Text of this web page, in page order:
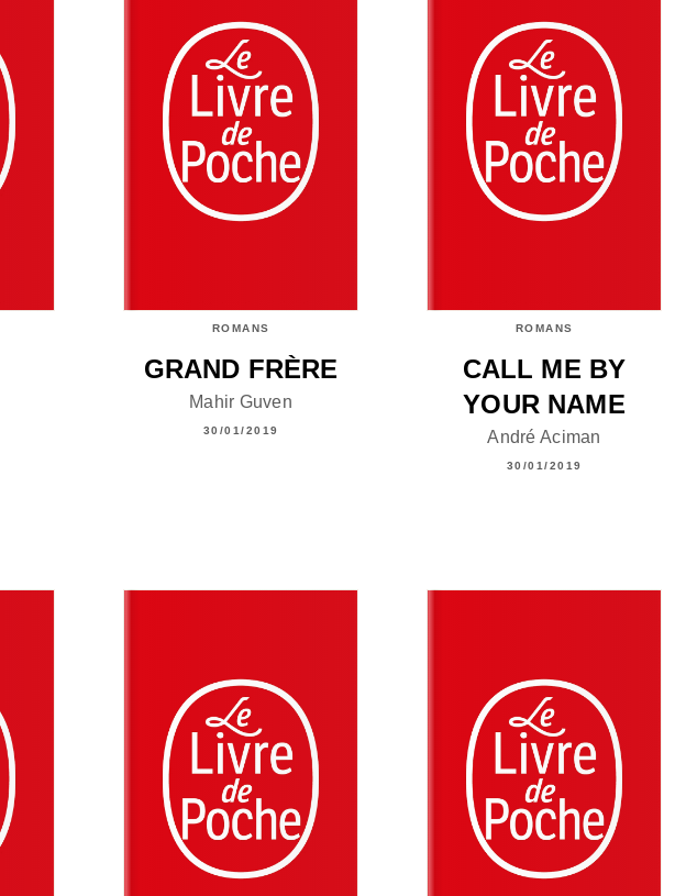
ROMANS
GRAND FRÈRE
Mahir Guven
30/01/2019
ROMANS
CALL ME BY
YOUR NAME
André Aciman
30/01/2019